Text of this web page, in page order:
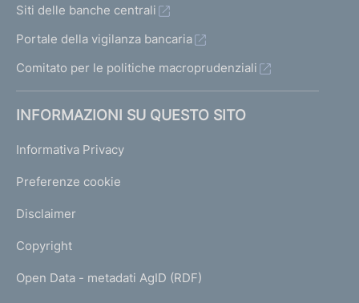
Siti delle banche centrali
Portale della vigilanza bancaria
Comitato per le politiche macroprudenziali
INFORMAZIONI SU QUESTO SITO
Informativa Privacy
Preferenze cookie
Disclaimer
Copyright
Open Data - metadati AgID (RDF)